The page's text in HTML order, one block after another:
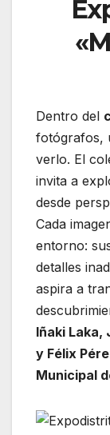
Dentro del
fotógrafos,
verlo. El
invita a
desde
Cada
entorno:
detalles
aspira a
Iñaki Laka,
y Félix
Municipal